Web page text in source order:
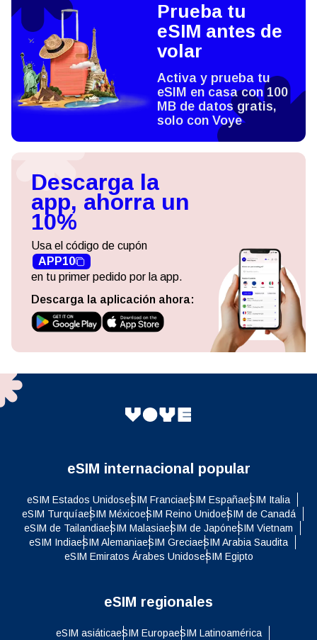
Prueba tu
eSIM antes de
volar
Activa y prueba tu
eSIM en casa con 100
MB de datos gratis,
solo con Voye
Descarga la
app, ahorra un
10%
Usa el código de cupón
APP10
en tu primer pedido por la app.
Descarga la aplicación ahora:
eSIM internacional popular
eSIM Estados UnidoseSIM FranciaeSIM EspañaeSIM Italia
eSIM TurquíaeSIM MéxicoeSIM Reino UnidoeSIM de Canadá
eSIM de TailandiaeSIM MalasiaeSIM de JapóneSIM Vietnam
eSIM IndiaeSIM AlemaniaeSIM GreciaeSIM Arabia Saudita
eSIM Emiratos Árabes UnidoseSIM Egipto
eSIM regionales
eSIM asiáticaeSIM EuropaeSIM Latinoamérica